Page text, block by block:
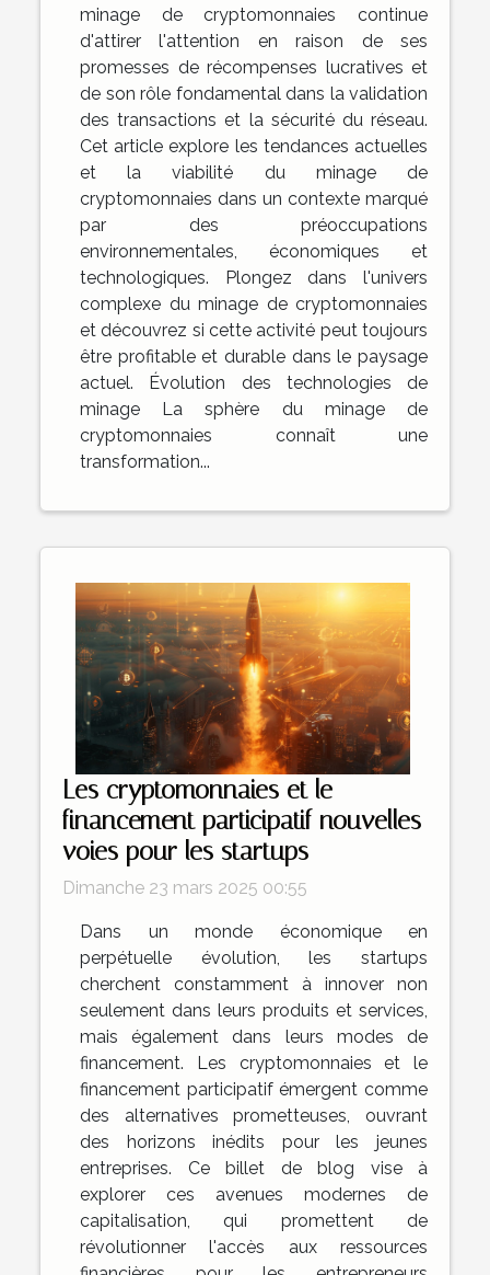
minage de cryptomonnaies continue
d'attirer l'attention en raison de ses
promesses de récompenses lucratives et
de son rôle fondamental dans la validation
des transactions et la sécurité du réseau.
Cet article explore les tendances actuelles
et la viabilité du minage de
cryptomonnaies dans un contexte marqué
par des préoccupations
environnementales, économiques et
technologiques. Plongez dans l'univers
complexe du minage de cryptomonnaies
et découvrez si cette activité peut toujours
être profitable et durable dans le paysage
actuel. Évolution des technologies de
minage La sphère du minage de
cryptomonnaies connaît une
transformation...
Les cryptomonnaies et le
financement participatif nouvelles
voies pour les startups
Dimanche 23 mars 2025 00:55
Dans un monde économique en
perpétuelle évolution, les startups
cherchent constamment à innover non
seulement dans leurs produits et services,
mais également dans leurs modes de
financement. Les cryptomonnaies et le
financement participatif émergent comme
des alternatives prometteuses, ouvrant
des horizons inédits pour les jeunes
entreprises. Ce billet de blog vise à
explorer ces avenues modernes de
capitalisation, qui promettent de
révolutionner l'accès aux ressources